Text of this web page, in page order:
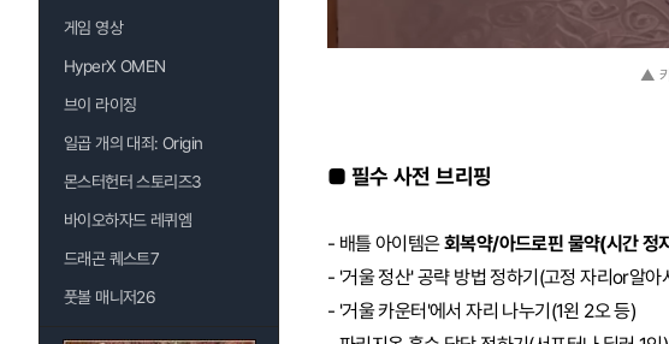
게임 영상
HyperX OMEN
브이 라이징
일곱 개의 대죄: Origin
몬스터헌터 스토리즈3
바이오하자드 레퀴엠
드래곤 퀘스트7
풋볼 매니저26
▲ 카
■ 필수 사전 브리핑
- 배틀 아이템은회복약/아드로핀 물약(시간 정
- '거울 정산' 공략 방법 정하기(고정 자리or알아
- '거울 카운터'에서 자리 나누기(1왼 2오 등)